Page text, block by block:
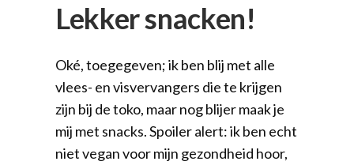
Lekker snacken!
Oké, toegegeven; ik ben blij met alle
vlees- en visvervangers die te krijgen
zijn bij de toko, maar nog blijer maak je
mij met snacks. Spoiler alert: ik ben echt
niet vegan voor mijn gezondheid hoor,